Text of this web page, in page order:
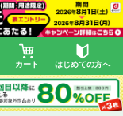
カート はじめての方へ